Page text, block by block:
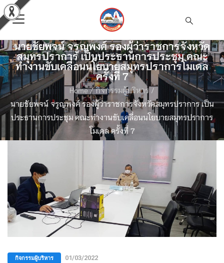
นายชัยพจน์ จรูญพงศ์ รองผู้ว่าราชการจังหวัด
สมุทรปราการ เป็นประธานการประชุม คณะ
ทำงานขับเคลื่อนนโยบายสมุทรปราการโมเดล
ครั้งที่ 7
Home/ กิจกรรมผู้บริหาร/
นายชัยพจน์ จรูญพงศ์ รองผู้ว่าราชการจังหวัดสมุทรปราการ เป็น
ประธานการประชุม คณะทำงานขับเคลื่อนนโยบายสมุทรปราการ
โมเดล ครั้งที่ 7
กิจกรรมผู้บริหาร 01/03/2022